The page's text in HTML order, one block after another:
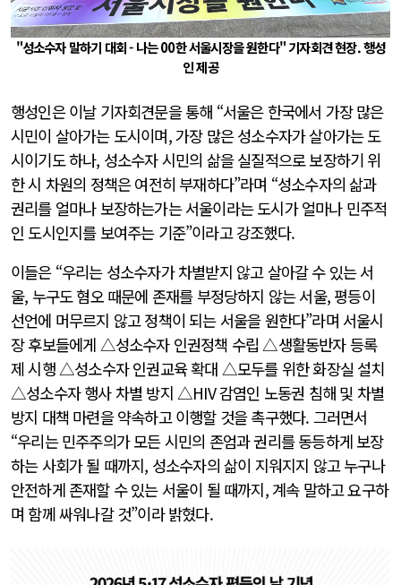
"성소수자 말하기 대회 - 나는 00한 서울시장을 원한다" 기자회견 현장. 행성
인 제공
행성인은 이날 기자회견문을 통해 “서울은 한국에서 가장 많은
시민이 살아가는 도시이며, 가장 많은 성소수자가 살아가는 도
시이기도 하나, 성소수자 시민의 삶을 실질적으로 보장하기 위
한 시 차원의 정책은 여전히 부재하다”라며 “성소수자의 삶과
권리를 얼마나 보장하는가는 서울이라는 도시가 얼마나 민주적
인 도시인지를 보여주는 기준”이라고 강조했다.
이들은 “우리는 성소수자가 차별받지 않고 살아갈 수 있는 서
울, 누구도 혐오 때문에 존재를 부정당하지 않는 서울, 평등이
선언에 머무르지 않고 정책이 되는 서울을 원한다”라며 서울시
장 후보들에게 △성소수자 인권정책 수립 △생활동반자 등록
제 시행 △성소수자 인권교육 확대 △모두를 위한 화장실 설치
△성소수자 행사 차별 방지 △HIV 감염인 노동권 침해 및 차별
방지 대책 마련을 약속하고 이행할 것을 촉구했다. 그러면서
“우리는 민주주의가 모든 시민의 존엄과 권리를 동등하게 보장
하는 사회가 될 때까지, 성소수자의 삶이 지워지지 않고 누구나
안전하게 존재할 수 있는 서울이 될 때까지, 계속 말하고 요구하
며 함께 싸워나갈 것”이라 밝혔다.